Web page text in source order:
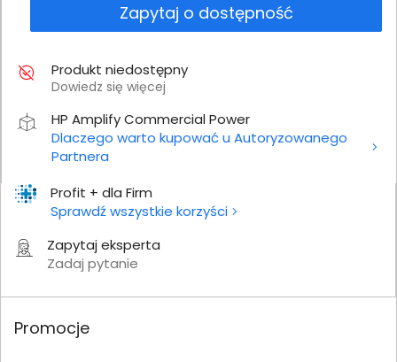
Profit + dla Firm
Sprawdź wszystkie korzyści
Zapytaj eksperta
Zadaj pytanie
Zapytaj o dostępność
Produkt niedostępny
Dowiedz się więcej
HP Amplify Commercial Power
Dlaczego warto kupować u Autoryzowanego
Partnera
Promocje